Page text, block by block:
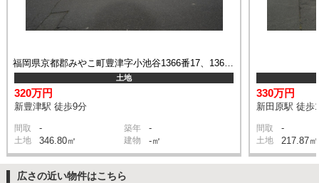
福岡県京都郡みやこ町豊津字小池谷1366番17、1365番2
土地
320万円
新豊津駅 徒歩9分
間取 - 築年 -
土地 346.80㎡ 建物 -㎡
330万円
新田原駅 徒歩
間取 -
土地 217.87㎡
広さの近い物件はこちら